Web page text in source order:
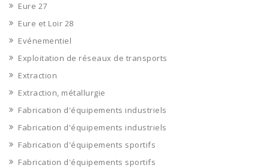
Eure 27
Eure et Loir 28
Evénementiel
Exploitation de réseaux de transports
Extraction
Extraction, métallurgie
Fabrication d'équipements industriels
Fabrication d'équipements industriels
Fabrication d'équipements sportifs
Fabrication d'équipements sportifs